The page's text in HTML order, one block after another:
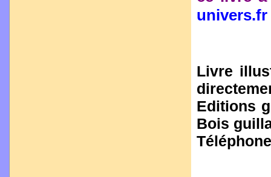
univers.fr
Livre
Editions
Bois